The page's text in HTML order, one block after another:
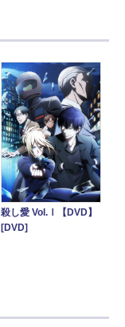
殺し愛 Vol.Ⅰ【DVD】
[DVD]